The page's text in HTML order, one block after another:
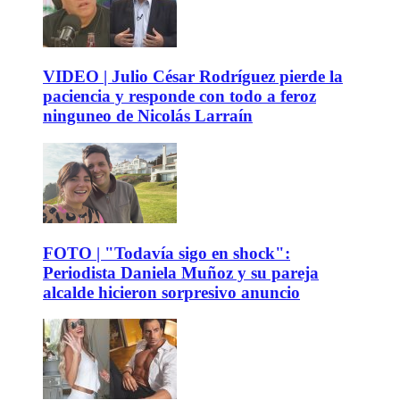
VIDEO | Julio César Rodríguez pierde la
paciencia y responde con todo a feroz
ninguneo de Nicolás Larraín
FOTO | "Todavía sigo en shock":
Periodista Daniela Muñoz y su pareja
alcalde hicieron sorpresivo anuncio